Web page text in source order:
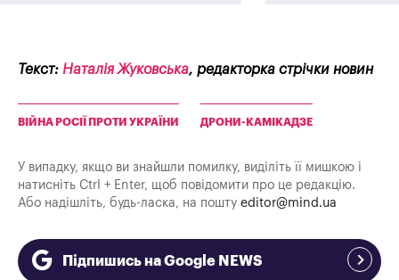
Текст: Наталія Жуковська, редакторка стрічки новин
ВІЙНА РОСІЇ ПРОТИ УКРАЇНИ ДРОНИ-КАМІКАДЗЕ
У випадку, якщо ви знайшли помилку, виділіть її мишкою і
натисніть Ctrl + Enter, щоб повідомити про це редакцію.
Або надішліть, будь-ласка, на пошту editor@mind.ua
Підпишись на Google NEWS